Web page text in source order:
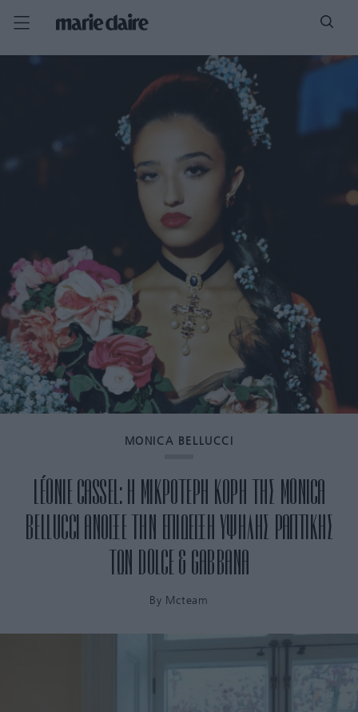
MONICA BELLUCCI
LÉONIE CASSEL: Η ΜΙΚΡΟΤΕΡΗ ΚΟΡΗ ΤΗΣ MONICA
BELLUCCI ΑΝΟΙΞΕ ΤΗΝ ΕΠΙΔΕΙΞΗ ΥΨΗΛΗΣ ΡΑΠΤΙΚΗΣ
ΤΩΝ DOLCE & GABBANA
By Mcteam